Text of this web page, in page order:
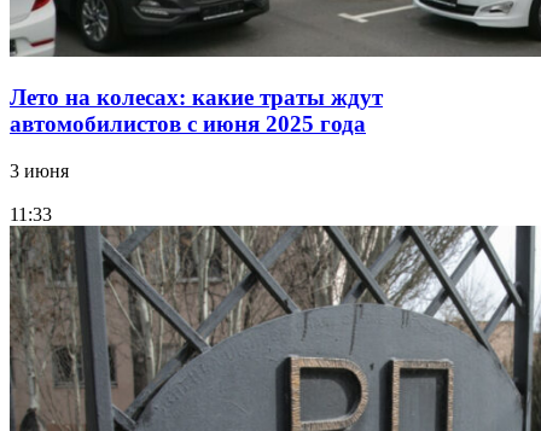
Лето на колесах: какие траты ждут
автомобилистов с июня 2025 года
3 июня
11:33